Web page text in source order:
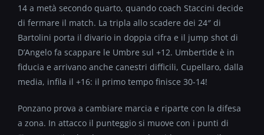
14 a metà secondo quarto, quando coach Staccini decide
di fermare il match. La tripla allo scadere dei 24″ di
Bartolini porta il divario in doppia cifra e il jump shot di
D’Angelo fa scappare le Umbre sul +12. Umbertide è in
fiducia e arrivano anche canestri difficili, Cupellaro, dalla
media, infila il +16: il primo tempo finisce 30-14!
Ponzano prova a cambiare marcia e riparte con la difesa
a zona. In attacco il punteggio si muove con i punti di